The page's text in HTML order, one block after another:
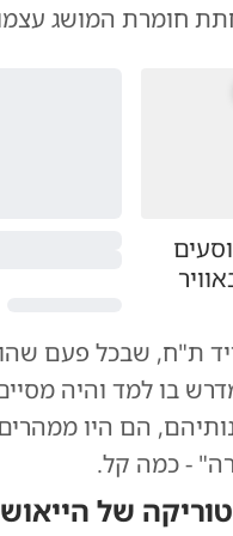
חומרת המושג
ת"ח, שבכל פעם
בו למד והיה
הם היו
- כמה קל.
של